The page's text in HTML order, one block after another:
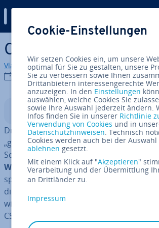
Zum Haupt­in­halt springen
CSS Media Queries
Vladimir Simovic
21.06.2022
Auf Auf
In­halts­ver­zeich­nis
Die SpracheCSS(„Cascading Style
„gestufte Ge­stal­tungs­bö­gen“) bildet mit
Script dasGrund­ge­rüst für die
Websites. Bei CSS handelt es sich um
spra­che, es werden jedoch keine
die Lösung eines Problems be­schrie­ben.
wird ein Ziel definiert, das erreicht
CSS ähnlich wie SQL eine
Cookie-Einstellungen
Wir setzen Cookies ein, um unsere
optimal für Sie zu gestalten, unsere
Sie zu verbessern sowie Ihnen
Drittanbietern interessengerechte
anzuzeigen. In den Einstellungen
auswählen, welche Cookies Sie
sowie Ihre Auswahl jederzeit ändern.
Infos finden Sie in unserer Richtlinie
Verwendung von Cookies und in
Datenschutzhinweisen. Technisch
Cookies werden auch bei der Auswahl
ablehnen gesetzt.
Mit einem Klick auf "Akzeptieren"
Verarbeitung und der Übermittlung
an Drittländer zu.
Impressum